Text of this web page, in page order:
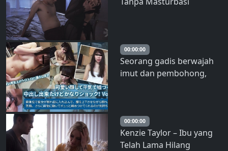
kekesalannya di kantor
melecehkan saya s
00:00:00
Seorang gadis berwajah
imut dan pembohong,
terkejut! Vol.01
00:00:00
Kenzie Taylor – Ibu yang
Telah Lama Hilang